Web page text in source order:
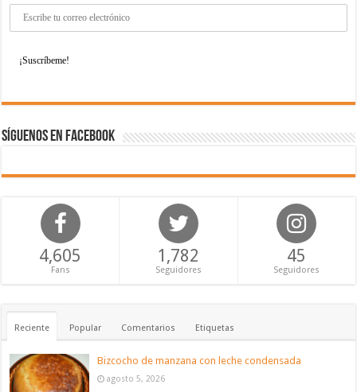
Síguenos en Facebook
4,605
Fans
1,782
Seguidores
45
Seguidores
Reciente Popular Comentarios Etiquetas
Bizcocho de manzana con leche condensada
agosto 5, 2026